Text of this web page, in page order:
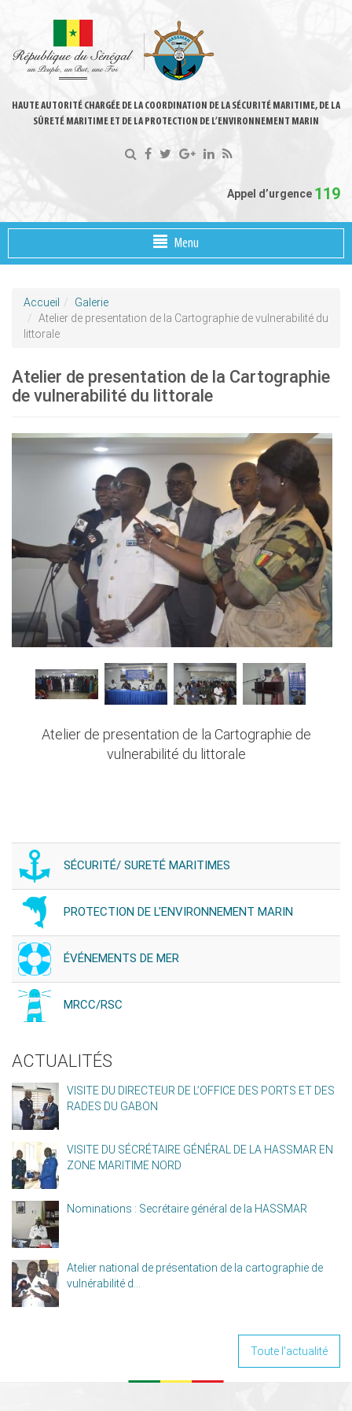
HAUTE AUTORITÉ CHARGÉE DE LA COORDINATION DE LA SÉCURITÉ MARITIME, DE LA
SÛRETÉ MARITIME ET DE LA PROTECTION DE L’ENVIRONNEMENT MARIN
Appel d’urgence 119
Menu
Accueil
Galerie
Atelier de presentation de la Cartographie de vulnerabilité du
littorale
Atelier de presentation de la Cartographie
de vulnerabilité du littorale
Atelier de presentation de la Cartographie de
vulnerabilité du littorale
SÉCURITÉ/ SURETÉ MARITIMES
PROTECTION DE L'ENVIRONNEMENT MARIN
ÉVÉNEMENTS DE MER
MRCC/RSC
ACTUALITÉS
VISITE DU DIRECTEUR DE L’OFFICE DES PORTS ET DES
RADES DU GABON
VISITE DU SÉCRÉTAIRE GÉNÉRAL DE LA HASSMAR EN
ZONE MARITIME NORD
Nominations : Secrétaire général de la HASSMAR
Atelier national de présentation de la cartographie de
vulnérabilité d...
Toute l'actualité